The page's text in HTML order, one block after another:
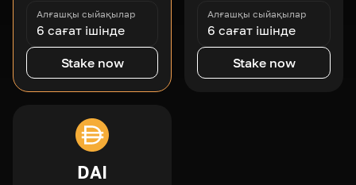
Алғашқы сыйақылар
6 сағат ішінде
Stake now
Алғашқы сыйақылар
6 сағат ішінде
Stake now
DAI